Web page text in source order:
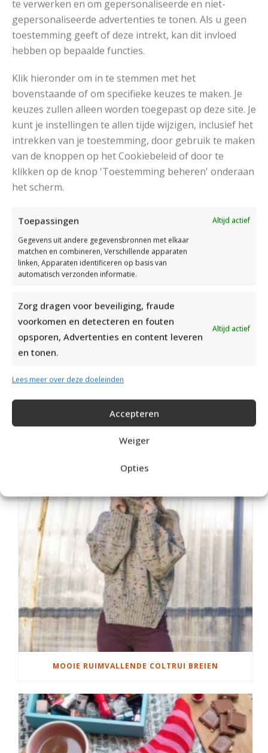
te verwerken en om gepersonaliseerde en niet-
gepersonaliseerde advertenties te tonen. Als u geen
toestemming geeft of deze intrekt, kan dit invloed
hebben op bepaalde functies.
Klik hieronder om in te stemmen met het
bovenstaande of om specifieke keuzes te maken. Je
keuzes zullen alleen worden toegepast op deze site. Je
kunt je instellingen te allen tijde wijzigen, inclusief het
intrekken van je toestemming, door gebruik te maken
van de knoppen op het Cookiebeleid of door te
klikken op de knop 'Toestemming beheren' onderaan
het scherm.
Toepassingen
Altijd actief
Gegevens uit andere gegevensbronnen met elkaar
matchen en combineren, Verschillende apparaten
linken, Apparaten identificeren op basis van
automatisch verzonden informatie.
Zorg dragen voor beveiliging, fraude
voorkomen en detecteren en fouten
opsporen, Advertenties en content leveren
en tonen.
Altijd actief
Lees meer over deze doeleinden
Accepteren
Weiger
Opties
Kinder handschoentjes
Ook voor de kleinsten zijn erv andschoenen nodig, met
dit patroon kan je leuke handschoentjes breien.
Met deze leuke breipatronen kan je razendsnel
handschoenen breien. Hopelijk lukt het allemaal!
Vertaling:
Wij hebben eenwoordenboekopgesteld van brei en
haaktermen en daarbij de vertaling van het Engels naar
Engelstalige patronen makkelijk gebruiken.
RECENT POSTS
MOOIE RUIMVALLENDE COLTRUI BREIEN